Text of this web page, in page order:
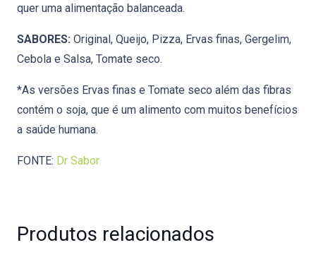
quer uma alimentação balanceada.
SABORES: Original, Queijo, Pizza, Ervas finas, Gergelim,
Cebola e Salsa, Tomate seco.
*As versões Ervas finas e Tomate seco além das fibras
contém o soja, que é um alimento com muitos benefícios
a saúde humana.
FONTE: Dr Sabor
Produtos relacionados